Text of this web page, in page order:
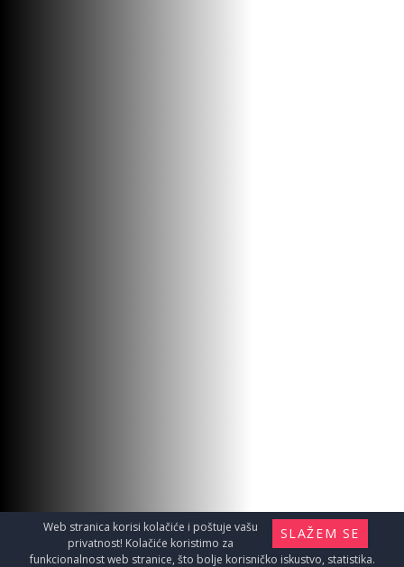
SLAŽEM SE
Web stranica korisi kolačiće i poštuje vašu
privatnost! Kolačiće koristimo za
funkcionalnost web stranice, što bolje korisničko iskustvo, statistika.